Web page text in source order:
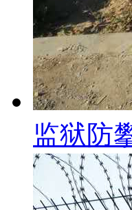
监狱防